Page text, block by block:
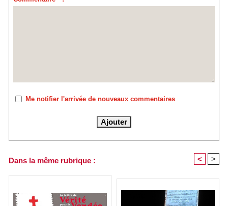
Me notifier l'arrivée de nouveaux commentaires
Dans la même rubrique : < >